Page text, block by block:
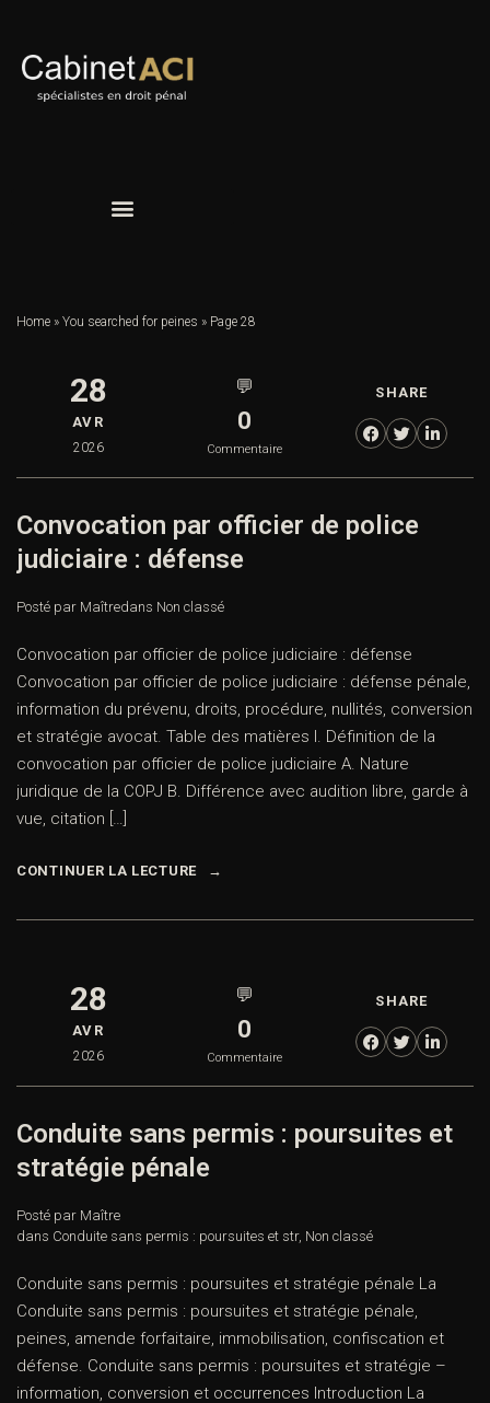
Home » You searched for peines » Page 28
28
AVR
2026
💬
0
Commentaire
SHARE
Convocation par officier de police
judiciaire : défense
Posté par Maîtredans Non classé
Convocation par officier de police judiciaire : défense
Convocation par officier de police judiciaire : défense pénale,
information du prévenu, droits, procédure, nullités, conversion
et stratégie avocat. Table des matières I. Définition de la
convocation par officier de police judiciaire A. Nature
juridique de la COPJ B. Différence avec audition libre, garde à
vue, citation […]
CONTINUER LA LECTURE
28
AVR
2026
💬
0
Commentaire
SHARE
Conduite sans permis : poursuites et
stratégie pénale
Posté par Maître
dans Conduite sans permis : poursuites et str, Non classé
Conduite sans permis : poursuites et stratégie pénale La
Conduite sans permis : poursuites et stratégie pénale,
peines, amende forfaitaire, immobilisation, confiscation et
défense. Conduite sans permis : poursuites et stratégie –
information, conversion et occurrences Introduction La